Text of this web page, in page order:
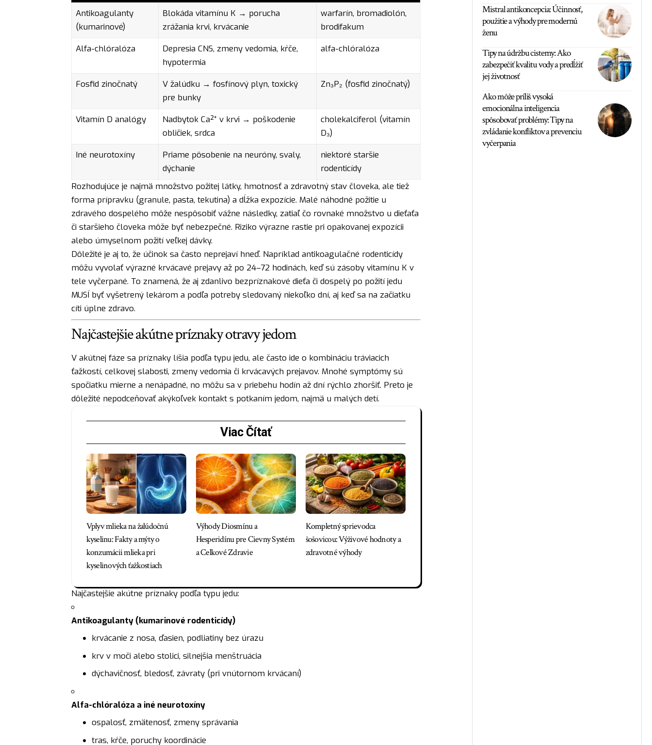
Antikoagulanty
(kumarinové)
Blokáda vitamínu K → porucha
zrážania krvi, krvácanie
warfarín, bromadiolón,
brodifakum
Alfa-chlóralóza
Depresia CNS, zmeny vedomia, kŕče,
hypotermia
alfa-chlóralóza
Fosfid zinočnatý
V žalúdku → fosfínový plyn, toxický
pre bunky
Zn₃P₂ (fosfid zinočnatý)
Vitamín D analógy
Nadbytok Ca²⁺ v krvi → poškodenie
obličiek, srdca
cholekalciferol (vitamín
D₃)
Iné neurotoxíny
Priame pôsobenie na neuróny, svaly,
dýchanie
niektoré staršie
rodenticídy
Rozhodujúce je najmä množstvo požitej látky, hmotnosť a zdravotný stav človeka, ale tiež
forma prípravku (granule, pasta, tekutina) a dĺžka expozície. Malé náhodné požitie u
zdravého dospelého môže nespôsobiť vážne následky, zatiaľ čo rovnaké množstvo u dieťaťa
či staršieho človeka môže byť nebezpečné. Riziko výrazne rastie pri opakovanej expozícii
alebo úmyselnom požití veľkej dávky.
Dôležité je aj to, že účinok sa často neprejaví hneď. Napríklad antikoagulačné rodenticídy
môžu vyvolať výrazné krvácavé prejavy až po 24–72 hodinách, keď sú zásoby vitamínu K v
tele vyčerpané. To znamená, že aj zdanlivo bezpríznakové dieťa či dospelý po požití jedu
MUSÍ byť vyšetrený lekárom a podľa potreby sledovaný niekoľko dní, aj keď sa na začiatku
cíti úplne zdravo.
Najčastejšie akútne príznaky otravy jedom
V akútnej fáze sa príznaky líšia podľa typu jedu, ale často ide o kombináciu tráviacich
ťažkostí, celkovej slabosti, zmeny vedomia či krvácavých prejavov. Mnohé symptómy sú
spočiatku mierne a nenápadné, no môžu sa v priebehu hodín až dní rýchlo zhoršiť. Preto je
dôležité nepodceňovať akýkoľvek kontakt s potkaním jedom, najmä u malých detí.
Viac Čítať
Vplyv mlieka na žalúdočnú
kyselinu: Fakty a mýty o
konzumácii mlieka pri
kyselinových ťažkostiach
Výhody Diosmínu a
Hesperidínu pre Cievny Systém
a Celkové Zdravie
Kompletný sprievodca
šošovicou: Výživové hodnoty a
zdravotné výhody
Najčastejšie akútne príznaky podľa typu jedu:
Antikoagulanty (kumarinové rodenticídy)
krvácanie z nosa, ďasien, podliatiny bez úrazu
krv v moči alebo stolici, silnejšia menštruácia
dýchavičnosť, bledosť, závraty (pri vnútornom krvácaní)
Alfa-chlóralóza a iné neurotoxíny
ospalosť, zmätenosť, zmeny správania
tras, kŕče, poruchy koordinácie
Mistral antikoncepcia: Účinnosť,
použitie a výhody pre modernú
ženu
Tipy na údržbu cisterny: Ako
zabezpečiť kvalitu vody a predĺžiť
jej životnosť
Ako môže príliš vysoká
emocionálna inteligencia
spôsobovať problémy: Tipy na
zvládanie konfliktov a prevenciu
vyčerpania